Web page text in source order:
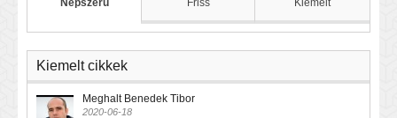
Népszerű Friss Kiemelt
Kiemelt cikkek
Meghalt Benedek Tibor
2020-06-18